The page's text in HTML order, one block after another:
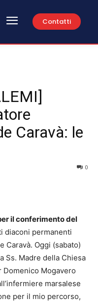
Contatti
Caravà: le
0
il conferimento del
diaconi permanenti
Caravà. Oggi (sabato)
Ss. Madre della Chiesa
Domenico Mogavero
marsalese
per il mio percorso,